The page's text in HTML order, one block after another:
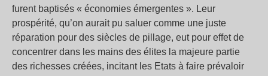
furent baptisés « économies émergentes ». Leur
prospérité, qu’on aurait pu saluer comme une juste
réparation pour des siècles de pillage, eut pour effet de
concentrer dans les mains des élites la majeure partie
des richesses créées, incitant les Etats à faire prévaloir